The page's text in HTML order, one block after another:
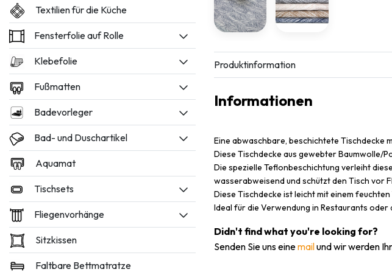
Textilien für die Küche
Fensterfolie auf Rolle
Klebefolie
Fußmatten
Badevorleger
Bad- und Duschartikel
Aquamat
Tischsets
Fliegenvorhänge
Sitzkissen
Faltbare Bettmatratze
Produktinformation
Informationen
Eine abwaschbare, beschichtete Tischdecke
Diese Tischdecke aus gewebter Baumwolle/
Die spezielle Teflonbeschichtung verleiht
wasserabweisend und schützt den Tisch vor
Diese Tischdecke ist leicht mit einem
Ideal für die Verwendung in Restaurants
Didn't find what you're looking for?
Senden Sie uns einemailund wir werden